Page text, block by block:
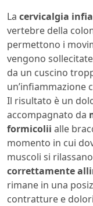
La cervicalgia
vertebre della
permettono i
vengono
da un cuscino
un’infiammazione
Il risultato è un
accompagnato da
formicolii alle
momento in cui
muscoli si
correttamente
rimane in una
contratture e